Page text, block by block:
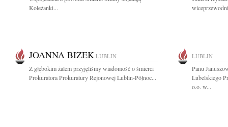
Koleżanki...
JOANNA BIZEK LUBLIN
Z głębokim żalem przyjęliśmy wiadomość o śmierci
Prokuratora Prokuratury Rejonowej Lublin-Północ...
LUBLIN
Panu
Lubelskiego
o.o. w...